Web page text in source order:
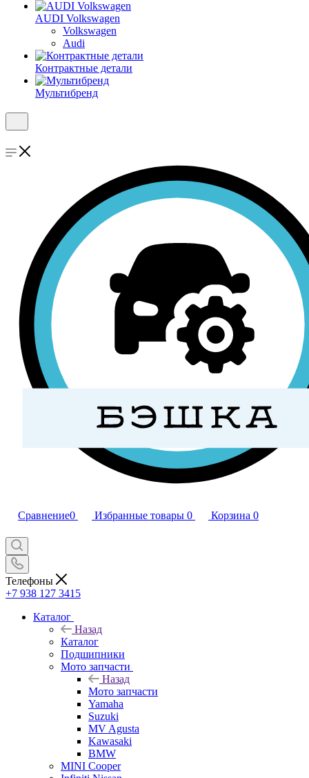
AUDI Volkswagen
Volkswagen
Audi
Контрактные детали
Мультибренд
Сравнение0 Избранные товары 0 Корзина 0
Телефоны
+7 938 127 3415
Каталог
Назад
Каталог
Подшипники
Мото запчасти
Назад
Мото запчасти
Yamaha
Suzuki
MV Agusta
Kawasaki
BMW
MINI Cooper